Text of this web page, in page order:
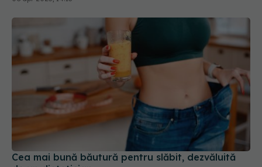
Cea mai bună băutură pentru slăbit, dezvăluită
de un dietetician
28 feb 2026, 17:49